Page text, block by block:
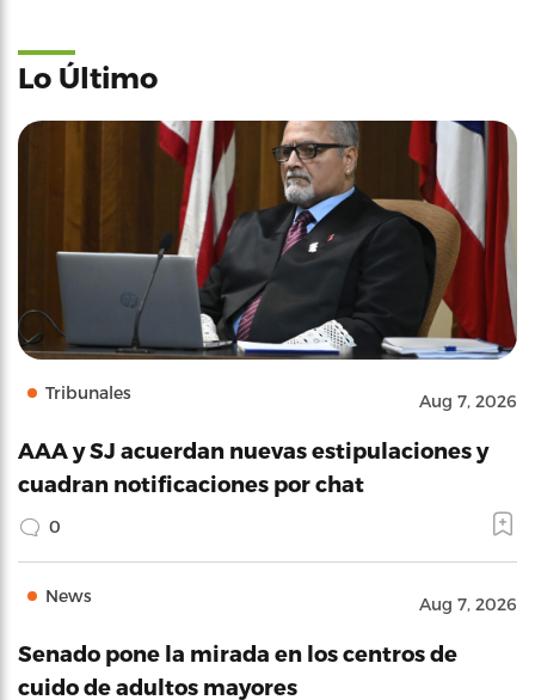
Lo Último
Tribunales Aug 7, 2026
AAA y SJ acuerdan nuevas estipulaciones y
cuadran notificaciones por chat
0
News Aug 7, 2026
Senado pone la mirada en los centros de
cuido de adultos mayores